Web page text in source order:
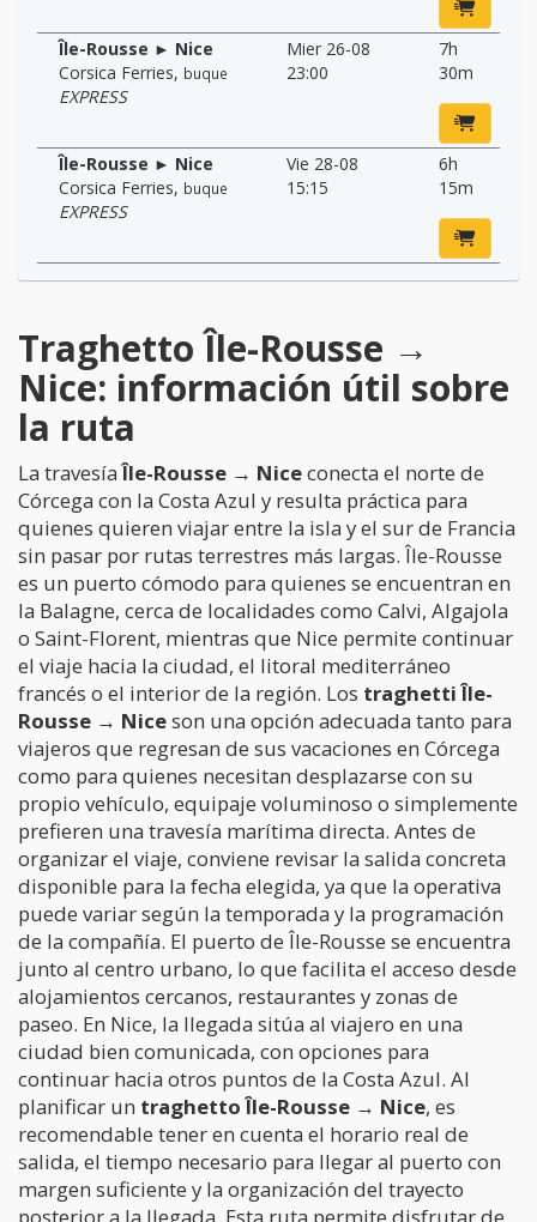
Île-Rousse ► Nice
Corsica Ferries, buque
EXPRESS
Mier 26-08
23:00
7h
30m
Île-Rousse ► Nice
Corsica Ferries, buque
EXPRESS
Vie 28-08
15:15
6h
15m
Traghetto Île-Rousse →
Nice: información útil sobre
la ruta
La travesíaÎle-Rousse → Niceconecta el norte de
Córcega con la Costa Azul y resulta práctica para
quienes quieren viajar entre la isla y el sur de Francia
sin pasar por rutas terrestres más largas. Île-Rousse
es un puerto cómodo para quienes se encuentran en
la Balagne, cerca de localidades como Calvi, Algajola
o Saint-Florent, mientras que Nice permite continuar
el viaje hacia la ciudad, el litoral mediterráneo
francés o el interior de la región. Los traghetti Île-
Rousse → Niceson una opción adecuada tanto para
viajeros que regresan de sus vacaciones en Córcega
como para quienes necesitan desplazarse con su
propio vehículo, equipaje voluminoso o simplemente
prefieren una travesía marítima directa. Antes de
organizar el viaje, conviene revisar la salida concreta
disponible para la fecha elegida, ya que la operativa
puede variar según la temporada y la programación
de la compañía. El puerto de Île-Rousse se encuentra
junto al centro urbano, lo que facilita el acceso desde
alojamientos cercanos, restaurantes y zonas de
paseo. En Nice, la llegada sitúa al viajero en una
ciudad bien comunicada, con opciones para
continuar hacia otros puntos de la Costa Azul. Al
planificar un traghetto Île-Rousse → Nice, es
recomendable tener en cuenta el horario real de
salida, el tiempo necesario para llegar al puerto con
margen suficiente y la organización del trayecto
posterior a la llegada. Esta ruta permite disfrutar de